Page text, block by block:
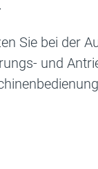
Sie bei der
und